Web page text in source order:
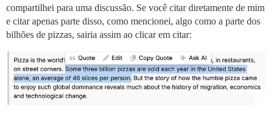
compartilhei para uma discussão. Se você citar diretamente de mim
e citar apenas parte disso, como mencionei, algo como a parte dos
bilhões de pizzas, sairia assim ao clicar em citar: